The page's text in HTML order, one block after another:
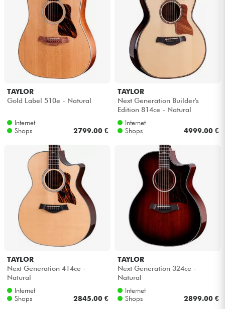
TAYLOR
Gold Label 510e - Natural
Internet
Shops
2799.00 €
TAYLOR
Next Generation Builder's
Edition 814ce - Natural
Internet
Shops
4999.00 €
TAYLOR
Next Generation 414ce -
Natural
Internet
Shops
2845.00 €
TAYLOR
Next Generation 324ce -
Natural
Internet
Shops
2899.00 €